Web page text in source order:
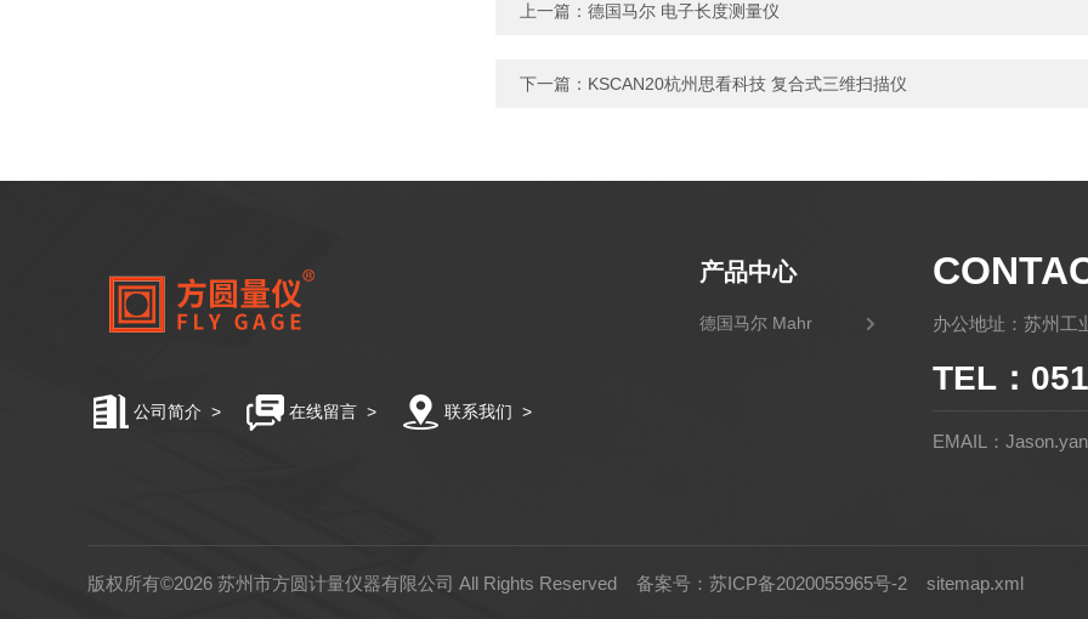
上一篇： 德国马尔 电子长度测量仪
下一篇： KSCAN20杭州思看科技 复合式三维扫描仪
公司简介 > 在线留言 > 联系我们 >
产品中心
德国马尔 Mahr 办公地址：苏州工
TEL：
EMAIL：
版权所有©2026 苏州市方圆计量仪器有限公司 All Rights Reserved 备案号：苏ICP备2020055965号-2 sitemap.xml